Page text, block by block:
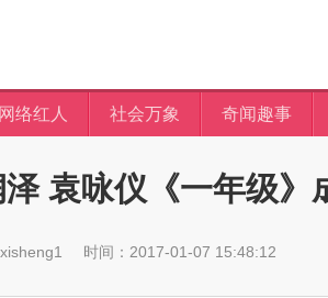
网络红人 社会万象 奇闻趣事
袁咏仪《一年级》
时间：2017-01-07 15:48:12